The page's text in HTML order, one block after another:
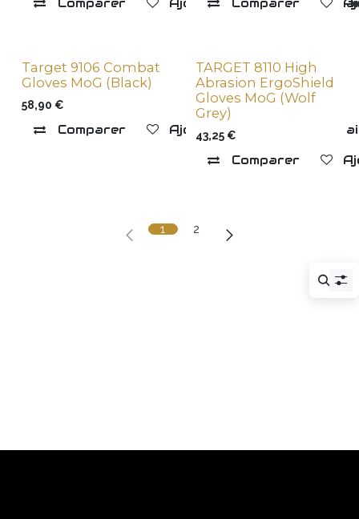
Target 9106 Combat
Gloves MoG (Black)
58,90 €
Comparer Ajouter à la liste de
TARGET 8110 High
Abrasion ErgoShield
Gloves MoG (Wolf
Grey)
43,25€
Comparer
1 2